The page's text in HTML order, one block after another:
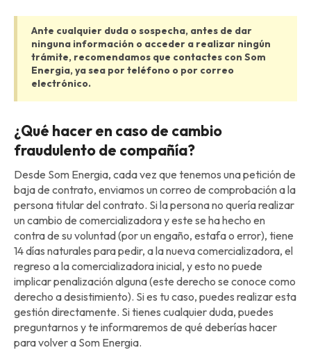
Ante cualquier duda o sospecha, antes de dar
ninguna información o acceder a realizar ningún
trámite, recomendamos que contactes con Som
Energia, ya sea por teléfono o por correo
electrónico.
¿Qué hacer en caso de cambio
fraudulento de compañía?
Desde Som Energia, cada vez que tenemos una petición de
baja de contrato, enviamos un correo de comprobación a la
persona titular del contrato. Si la persona no quería realizar
un cambio de comercializadora y este se ha hecho en
contra de su voluntad (por un engaño, estafa o error), tiene
14 días naturales para pedir, a la nueva comercializadora, el
regreso a la comercializadora inicial, y esto no puede
implicar penalización alguna (este derecho se conoce como
derecho a desistimiento). Si es tu caso, puedes realizar esta
gestión directamente. Si tienes cualquier duda, puedes
preguntarnos y te informaremos de qué deberías hacer
para volver a Som Energia.